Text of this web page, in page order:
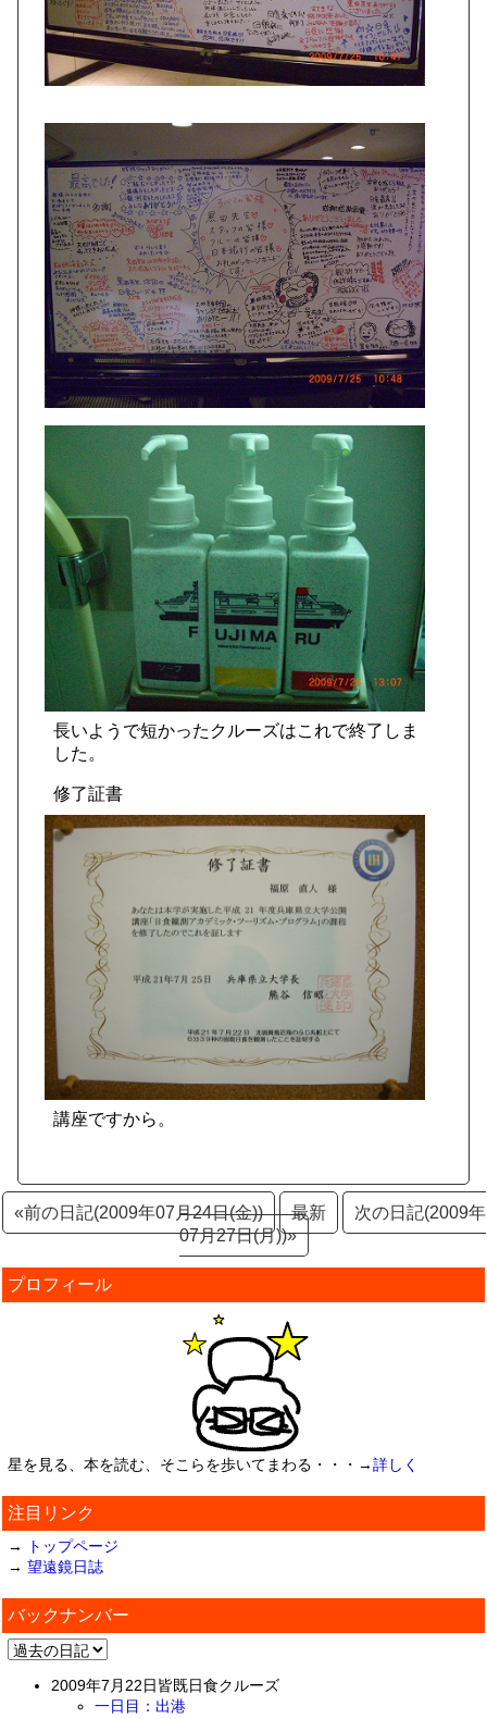
長いようで短かったクルーズはこれで終了しま
した。
修了証書
講座ですから。
«前の日記(2009年07月24日(金)) 最新
次の日記(2009年
07月27日(月))»
プロフィール
星を見る、本を読む、そこらを歩いてまわる・・・→詳しく
注目リンク
→
トップページ
→ 望遠鏡日誌
バックナンバー
2009年7月22日皆既日食クルーズ
一日目：出港